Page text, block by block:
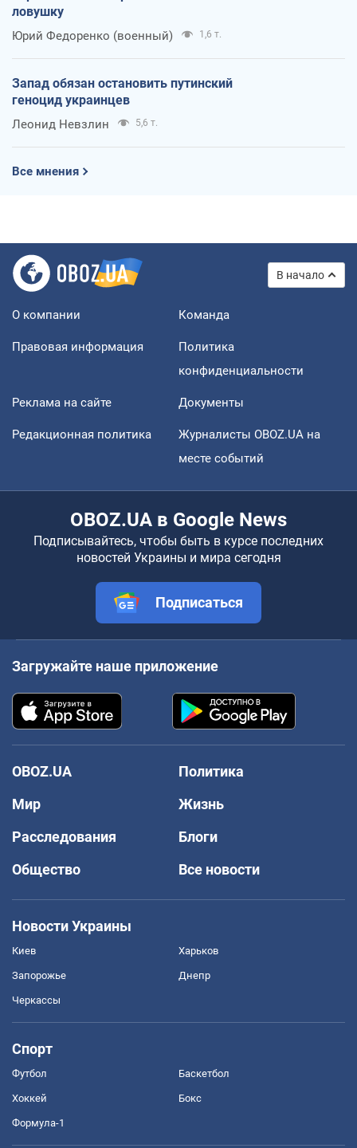
ловушку
Юрий Федоренко (военный) 1,6 т.
Запад обязан остановить путинский
геноцид украинцев
Леонид Невзлин 5,6 т.
Все мнения
В начало
О компании Команда
Правовая информация
Политика
конфиденциальности
Реклама на сайте Документы
Редакционная политика
Журналисты OBOZ.UA на
месте событий
OBOZ.UA в Google News
Подписывайтесь, чтобы быть в курсе последних
новостей Украины и мира сегодня
Подписаться
Загружайте наше приложение
OBOZ.UA
Политика
Мир
Жизнь
Расследования
Блоги
Общество
Все новости
Новости Украины
Киев Харьков
Запорожье Днепр
Черкассы
Спорт
Футбол Баскетбол
Хоккей Бокс
Формула-1